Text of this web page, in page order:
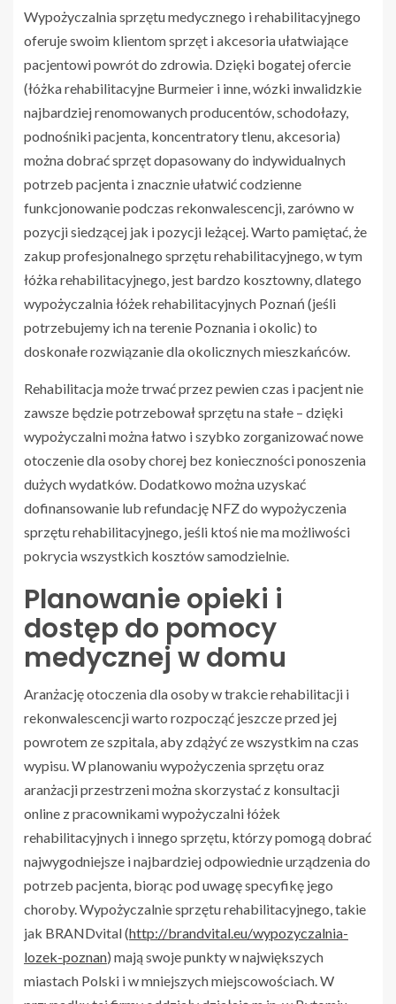
Wypożyczalnia sprzętu medycznego i rehabilitacyjnego
oferuje swoim klientom sprzęt i akcesoria ułatwiające
pacjentowi powrót do zdrowia. Dzięki bogatej ofercie
(łóżka rehabilitacyjne Burmeier i inne, wózki inwalidzkie
najbardziej renomowanych producentów, schodołazy,
podnośniki pacjenta, koncentratory tlenu, akcesoria)
można dobrać sprzęt dopasowany do indywidualnych
potrzeb pacjenta i znacznie ułatwić codzienne
funkcjonowanie podczas rekonwalescencji, zarówno w
pozycji siedzącej jak i pozycji leżącej. Warto pamiętać, że
zakup profesjonalnego sprzętu rehabilitacyjnego, w tym
łóżka rehabilitacyjnego, jest bardzo kosztowny, dlatego
wypożyczalnia łóżek rehabilitacyjnych Poznań (jeśli
potrzebujemy ich na terenie Poznania i okolic) to
doskonałe rozwiązanie dla okolicznych mieszkańców.
Rehabilitacja może trwać przez pewien czas i pacjent nie
zawsze będzie potrzebował sprzętu na stałe – dzięki
wypożyczalni można łatwo i szybko zorganizować nowe
otoczenie dla osoby chorej bez konieczności ponoszenia
dużych wydatków. Dodatkowo można uzyskać
dofinansowanie lub refundację NFZ do wypożyczenia
sprzętu rehabilitacyjnego, jeśli ktoś nie ma możliwości
pokrycia wszystkich kosztów samodzielnie.
Planowanie opieki i
dostęp do pomocy
medycznej w domu
Aranżację otoczenia dla osoby w trakcie rehabilitacji i
rekonwalescencji warto rozpocząć jeszcze przed jej
powrotem ze szpitala, aby zdążyć ze wszystkim na czas
wypisu. W planowaniu wypożyczenia sprzętu oraz
aranżacji przestrzeni można skorzystać z konsultacji
online z pracownikami wypożyczalni łóżek
rehabilitacyjnych i innego sprzętu, którzy pomogą dobrać
najwygodniejsze i najbardziej odpowiednie urządzenia do
potrzeb pacjenta, biorąc pod uwagę specyfikę jego
choroby. Wypożyczalnie sprzętu rehabilitacyjnego, takie
jak BRANDvital (http://brandvital.eu/wypozyczalnia-
lozek-poznan) mają swoje punkty w największych
miastach Polski i w mniejszych miejscowościach. W